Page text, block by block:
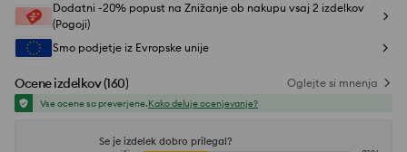
Dodatni -20% popust na Znižanje ob nakupu vsaj 2 izdelkov
(Pogoji)
Smo podjetje iz Evropske unije
Ocene izdelkov(160) Oglejte si mnenja
Vse ocene so preverjene.Kako deluje ocenjevanje?
Se je izdelek dobro prilegal?